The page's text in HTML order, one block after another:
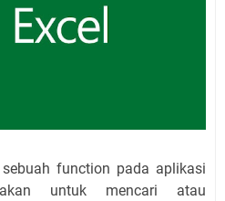
function pada aplikasi
untuk mencari atau